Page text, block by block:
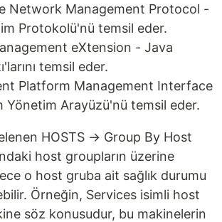
Network Management Protocol -
Protokolü'nü temsil eder.
eXtension - Java
temsil eder.
Platform Management Interface
Yönetim Arayüzü'nü temsil eder.
HOSTS → Group By Host
host groupların üzerine
o host gruba ait sağlık durumu
Örneğin, Services isimli host
söz konusudur, bu makinelerin